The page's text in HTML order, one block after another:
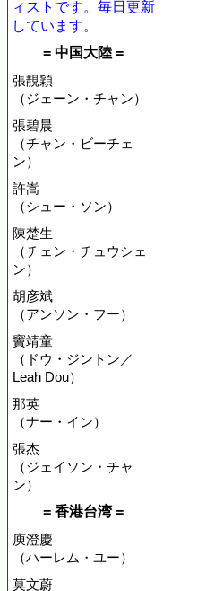
ィストです。毎日更新
しています。
= 中国大陸 =
張靚穎
（ジェーン・チャン）
張碧晨
（チャン・ビーチェ
ン）
許嵩
（シュー・ソン）
陳楚生
（チェン・チュウシェ
ン）
胡彦斌
（アンソン・フー）
竇靖童
（ドウ・ジントン／
Leah Dou）
那英
（ナー・イン）
張杰
（ジェイソン・チャ
ン）
= 香港台湾 =
庾澄慶
（ハーレム・ユー）
莫文蔚